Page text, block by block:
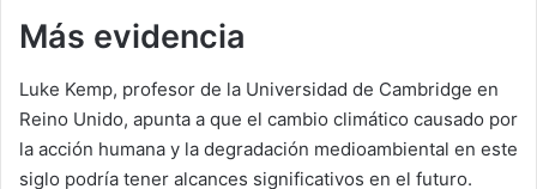
Más evidencia
Luke Kemp, profesor de la Universidad de Cambridge en
Reino Unido, apunta a que el cambio climático causado por
la acción humana y la degradación medioambiental en este
siglo podría tener alcances significativos en el futuro.